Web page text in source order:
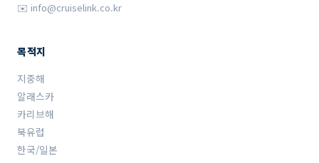
✉️ info@cruiselink.co.kr
목적지
지중해
알래스카
카리브해
북유럽
한국/일본